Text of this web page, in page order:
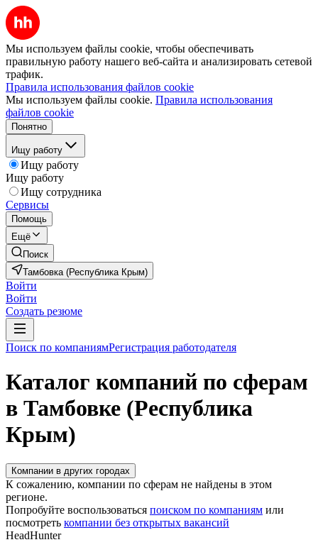
Мы используем файлы cookie, чтобы обеспечивать
правильную работу нашего веб-сайта и анализировать сетевой
трафик.
Правила использования файлов cookie
Мы используем файлы cookie. Правила использования
файлов cookie
Понятно
Ищу работу
Ищу работу
Ищу работу
Ищу сотрудника
Сервисы
Помощь
Ещё
Поиск
Тамбовка (Республика Крым)
Войти
Войти
Создать резюме
Поиск по компаниямРегистрация работодателя
Каталог компаний по сферам
в Тамбовке (Республика
Крым)
Компании в других городах
К сожалению, компании по сферам не найдены в этом
регионе.
Попробуйте воспользоваться поиском по компаниям или
посмотреть компании без открытых вакансий
HeadHunter